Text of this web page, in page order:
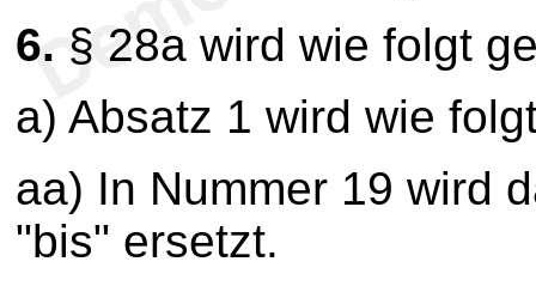
6. § 28a wird wie folgt
a) Absatz 1 wird wie
aa) In Nummer 19 wird
"bis" ersetzt.